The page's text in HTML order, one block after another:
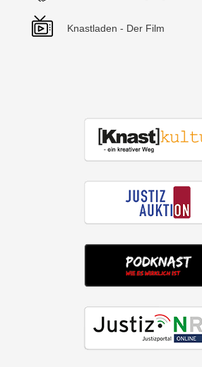
Knastladen - Der Film